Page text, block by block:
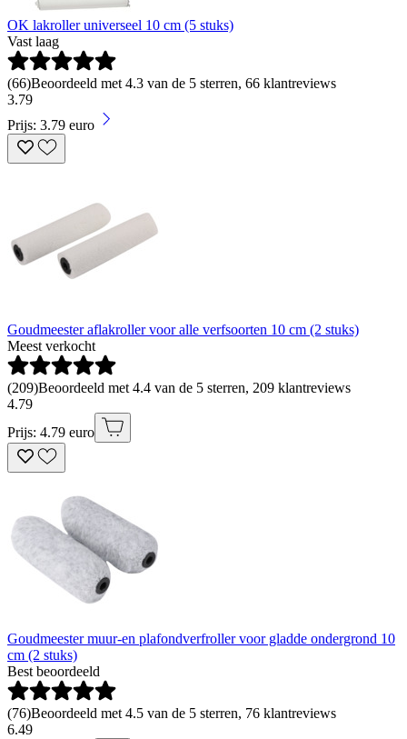
OK lakroller universeel 10 cm (5 stuks)
Vast laag
(66)Beoordeeld met 4.3 van de 5 sterren, 66 klantreviews
3.79
Prijs: 3.79 euro
Goudmeester aflakroller voor alle verfsoorten 10 cm (2 stuks)
Meest verkocht
(209)Beoordeeld met 4.4 van de 5 sterren, 209 klantreviews
4.79
Prijs: 4.79 euro
Goudmeester muur-en plafondverfroller voor gladde ondergrond 10
cm (2 stuks)
Best beoordeeld
(76)Beoordeeld met 4.5 van de 5 sterren, 76 klantreviews
6.49